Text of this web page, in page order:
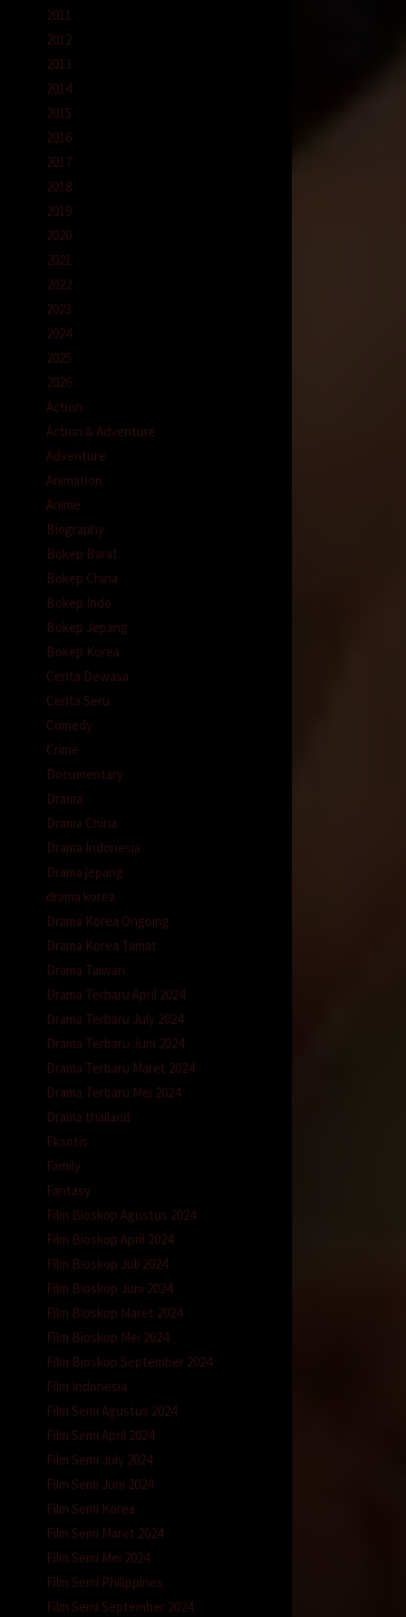
2011
2012
2013
2014
2015
2016
2017
2018
2019
2020
2021
2022
2023
2024
2025
2026
Action
Action & Adventure
Adventure
Animation
Anime
Biography
Bokep Barat
Bokep China
Bokep Indo
Bokep Jepang
Bokep Korea
Cerita Dewasa
Cerita Seru
Comedy
Crime
Documentary
Drama
Drama China
Drama Indonesia
Drama jepang
drama korea
Drama Korea Ongoing
Drama Korea Tamat
Drama Taiwan
Drama Terbaru April 2024
Drama Terbaru July 2024
Drama Terbaru Juni 2024
Drama Terbaru Maret 2024
Drama Terbaru Mei 2024
Drama thailand
Eksotis
Family
Fantasy
Film Bioskop Agustus 2024
Film Bioskop April 2024
Film Bioskop Juli 2024
Film Bioskop Juni 2024
Film Bioskop Maret 2024
Film Bioskop Mei 2024
Film Bioskop September 2024
Film Indonesia
Film Semi Agustus 2024
Film Semi April 2024
Film Semi July 2024
Film Semi Juni 2024
Film Semi Korea
Film Semi Maret 2024
Film Semi Mei 2024
Film Semi Philippines
Film Semi September 2024